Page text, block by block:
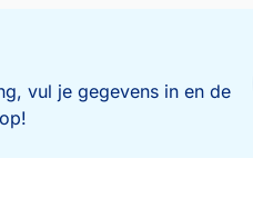
vul je gegevens in en de